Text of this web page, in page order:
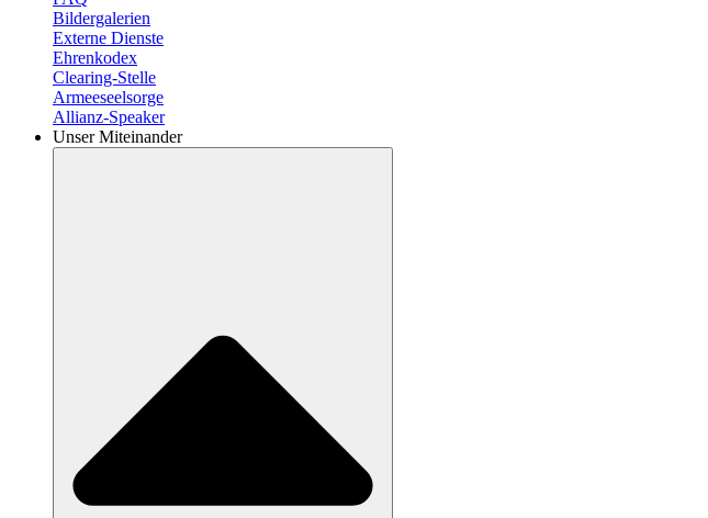
Bildergalerien
Externe Dienste
Ehrenkodex
Clearing-Stelle
Armeeseelsorge
Allianz-Speaker
Unser Miteinander